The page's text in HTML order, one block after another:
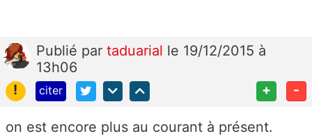
Publié par taduarial le 19/12/2015 à
13h06
!
citer + -
on est encore plus au courant à présent.